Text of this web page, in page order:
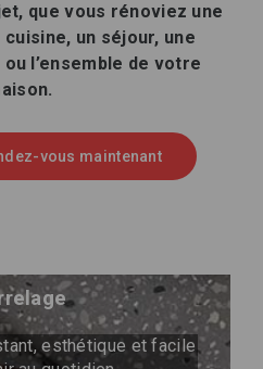
que vous rénoviez une
un séjour, une
l’ensemble de votre
vous maintenant
esthétique et facile